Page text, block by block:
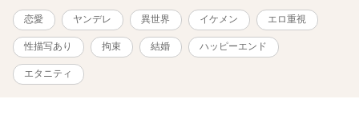
私の口の中に、彼の舌が入り込み……■■「僕の妻になる為にすべて
忘れて」と言われながら洗脳装置に縛られたり、敵イケメンから、
実験台や生贄として扱われてみたい人向け■■■日本でのデートを振り
返る形でストーリーが進行します■【→→日本でのデート短編集】[
https://ncode.syosetu.com/n0062gi/ ]「僕のスプーンでパフェを食べ
てもらおう。ふふ。これはお願いではない、（業務）命令だっ！」
恋愛 ヤンデレ 異世界 イケメン エロ重視
性描写あり 拘束 結婚 ハッピーエンド
エタニティ